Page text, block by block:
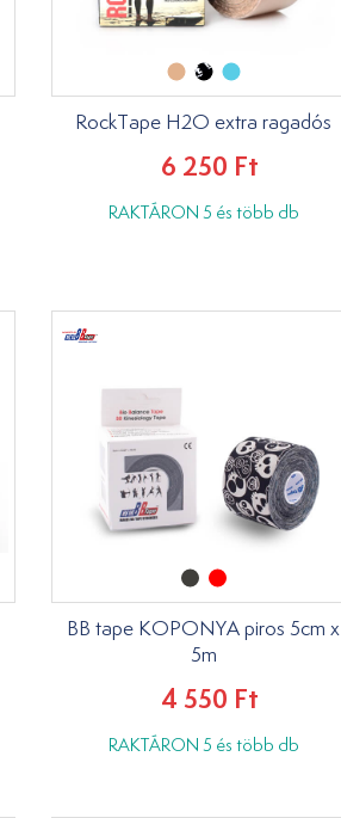
RockTape H2O extra ragadós
6 250 Ft
RAKTÁRON 5 és több db
BB tape KOPONYA piros 5cm x
5m
4 550 Ft
RAKTÁRON 5 és több db